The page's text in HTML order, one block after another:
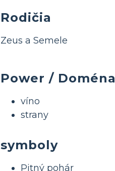
Rodičia
Zeus a Semele
Power / Doména
víno
strany
symboly
Pitný pohár